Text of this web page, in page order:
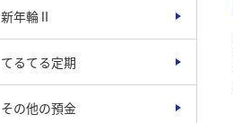
新年輪Ⅱ
てるてる定期
その他の預金